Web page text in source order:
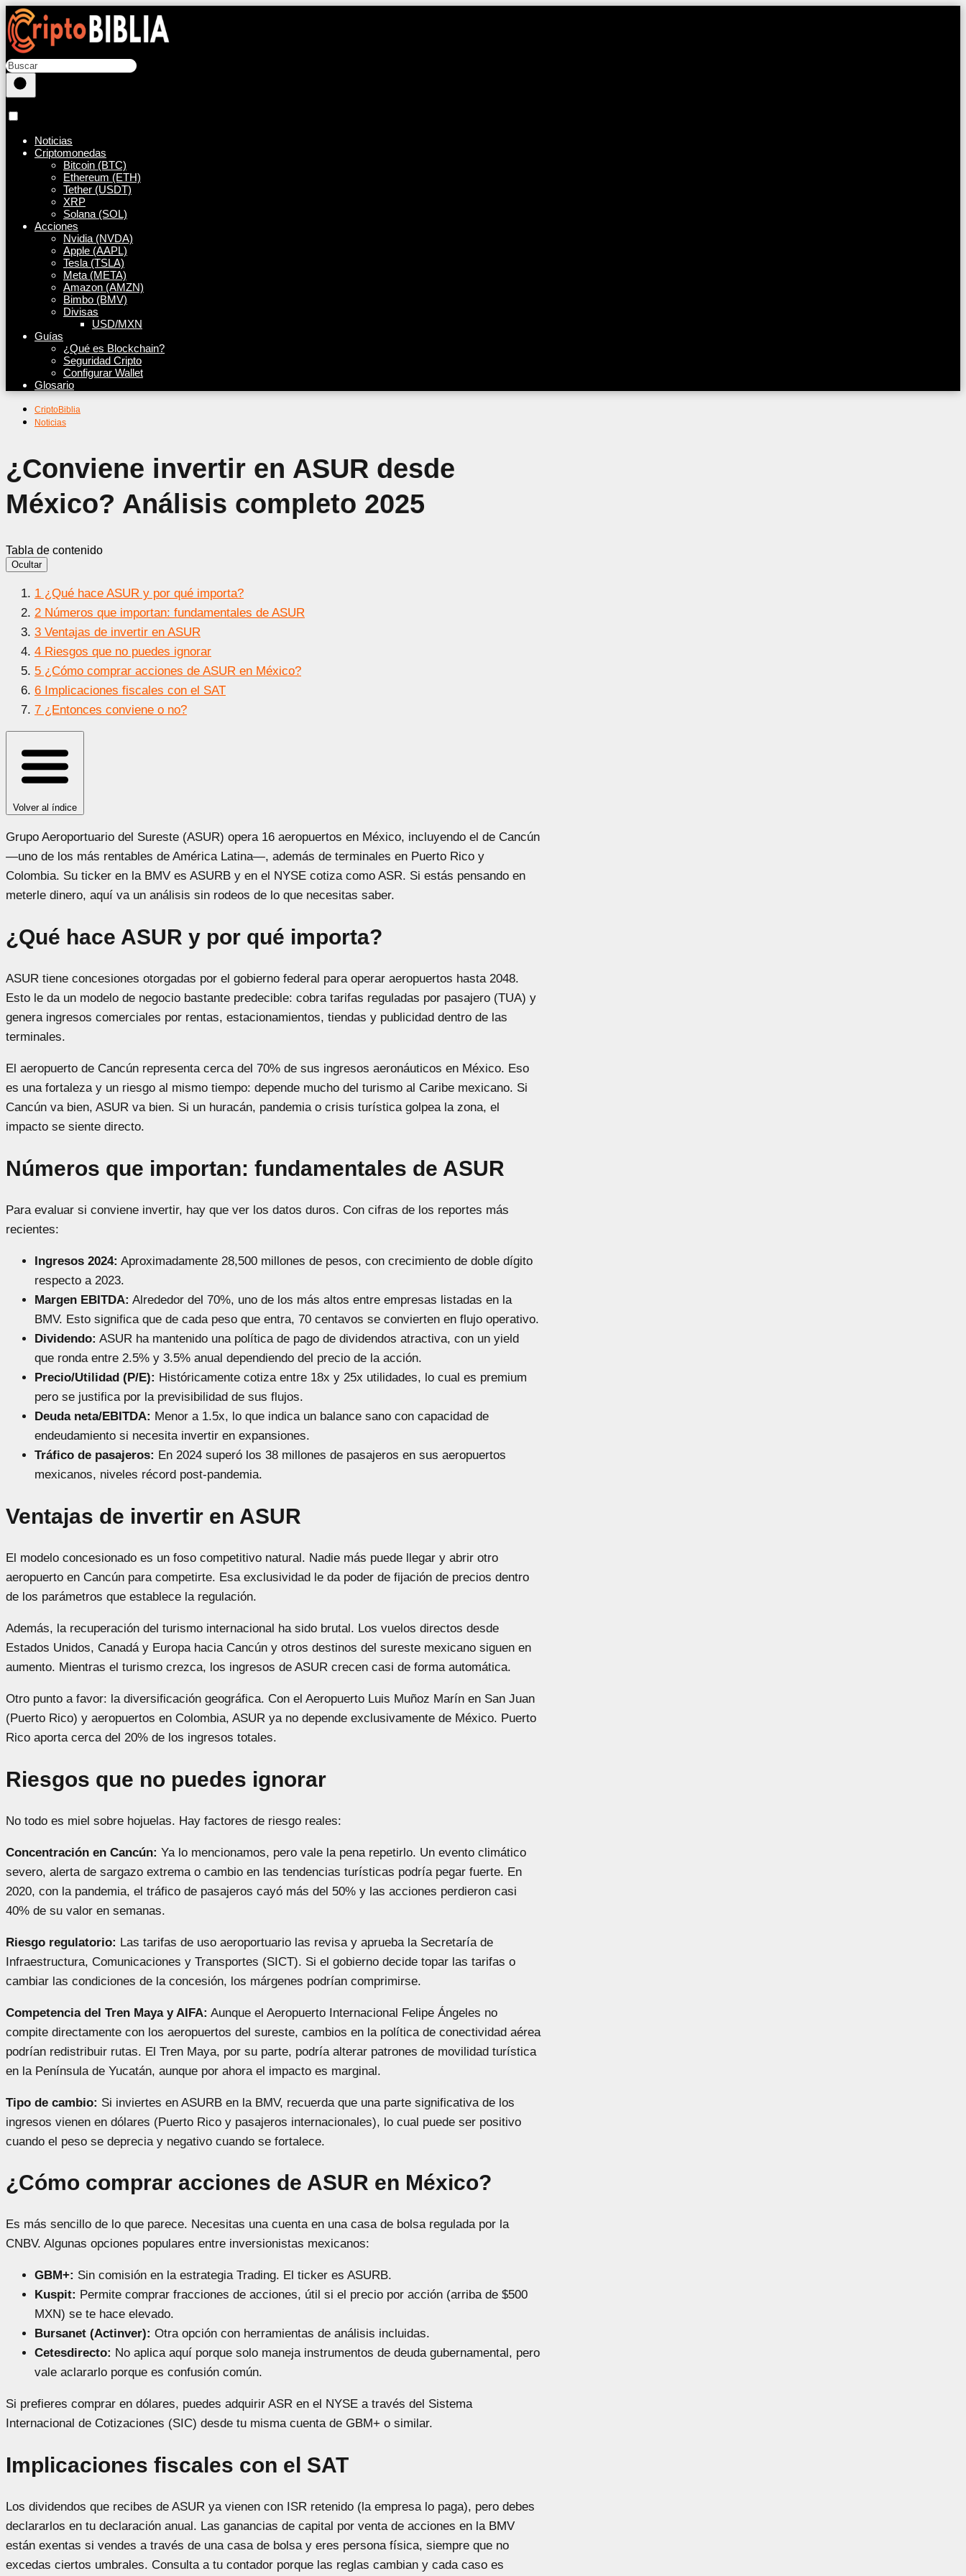
Noticias
Criptomonedas
Bitcoin (BTC)
Ethereum (ETH)
Tether (USDT)
XRP
Solana (SOL)
Acciones
Nvidia (NVDA)
Apple (AAPL)
Tesla (TSLA)
Meta (META)
Amazon (AMZN)
Bimbo (BMV)
Divisas
USD/MXN
Guías
¿Qué es Blockchain?
Seguridad Cripto
Configurar Wallet
Glosario
CriptoBiblia
Noticias
¿Conviene invertir en ASUR desde
México? Análisis completo 2025
Tabla de contenido
Ocultar
1 ¿Qué hace ASUR y por qué importa?
2 Números que importan: fundamentales de ASUR
3 Ventajas de invertir en ASUR
4 Riesgos que no puedes ignorar
5 ¿Cómo comprar acciones de ASUR en México?
6 Implicaciones fiscales con el SAT
7 ¿Entonces conviene o no?
Volver al índice
Grupo Aeroportuario del Sureste (ASUR) opera 16 aeropuertos en México, incluyendo el de Cancún
—uno de los más rentables de América Latina—, además de terminales en Puerto Rico y
Colombia. Su ticker en la BMV es ASURB y en el NYSE cotiza como ASR. Si estás pensando en
meterle dinero, aquí va un análisis sin rodeos de lo que necesitas saber.
¿Qué hace ASUR y por qué importa?
ASUR tiene concesiones otorgadas por el gobierno federal para operar aeropuertos hasta 2048.
Esto le da un modelo de negocio bastante predecible: cobra tarifas reguladas por pasajero (TUA) y
genera ingresos comerciales por rentas, estacionamientos, tiendas y publicidad dentro de las
terminales.
El aeropuerto de Cancún representa cerca del 70% de sus ingresos aeronáuticos en México. Eso
es una fortaleza y un riesgo al mismo tiempo: depende mucho del turismo al Caribe mexicano. Si
Cancún va bien, ASUR va bien. Si un huracán, pandemia o crisis turística golpea la zona, el
impacto se siente directo.
Números que importan: fundamentales de ASUR
Para evaluar si conviene invertir, hay que ver los datos duros. Con cifras de los reportes más
recientes:
Ingresos 2024: Aproximadamente 28,500 millones de pesos, con crecimiento de doble dígito
respecto a 2023.
Margen EBITDA: Alrededor del 70%, uno de los más altos entre empresas listadas en la
BMV. Esto significa que de cada peso que entra, 70 centavos se convierten en flujo operativo.
Dividendo: ASUR ha mantenido una política de pago de dividendos atractiva, con un yield
que ronda entre 2.5% y 3.5% anual dependiendo del precio de la acción.
Precio/Utilidad (P/E): Históricamente cotiza entre 18x y 25x utilidades, lo cual es premium
pero se justifica por la previsibilidad de sus flujos.
Deuda neta/EBITDA: Menor a 1.5x, lo que indica un balance sano con capacidad de
endeudamiento si necesita invertir en expansiones.
Tráfico de pasajeros: En 2024 superó los 38 millones de pasajeros en sus aeropuertos
mexicanos, niveles récord post-pandemia.
Ventajas de invertir en ASUR
El modelo concesionado es un foso competitivo natural. Nadie más puede llegar y abrir otro
aeropuerto en Cancún para competirte. Esa exclusividad le da poder de fijación de precios dentro
de los parámetros que establece la regulación.
Además, la recuperación del turismo internacional ha sido brutal. Los vuelos directos desde
Estados Unidos, Canadá y Europa hacia Cancún y otros destinos del sureste mexicano siguen en
aumento. Mientras el turismo crezca, los ingresos de ASUR crecen casi de forma automática.
Otro punto a favor: la diversificación geográfica. Con el Aeropuerto Luis Muñoz Marín en San Juan
(Puerto Rico) y aeropuertos en Colombia, ASUR ya no depende exclusivamente de México. Puerto
Rico aporta cerca del 20% de los ingresos totales.
Riesgos que no puedes ignorar
No todo es miel sobre hojuelas. Hay factores de riesgo reales:
Concentración en Cancún: Ya lo mencionamos, pero vale la pena repetirlo. Un evento climático
severo, alerta de sargazo extrema o cambio en las tendencias turísticas podría pegar fuerte. En
2020, con la pandemia, el tráfico de pasajeros cayó más del 50% y las acciones perdieron casi
40% de su valor en semanas.
Riesgo regulatorio: Las tarifas de uso aeroportuario las revisa y aprueba la Secretaría de
Infraestructura, Comunicaciones y Transportes (SICT). Si el gobierno decide topar las tarifas o
cambiar las condiciones de la concesión, los márgenes podrían comprimirse.
Competencia del Tren Maya y AIFA: Aunque el Aeropuerto Internacional Felipe Ángeles no
compite directamente con los aeropuertos del sureste, cambios en la política de conectividad aérea
podrían redistribuir rutas. El Tren Maya, por su parte, podría alterar patrones de movilidad turística
en la Península de Yucatán, aunque por ahora el impacto es marginal.
Tipo de cambio: Si inviertes en ASURB en la BMV, recuerda que una parte significativa de los
ingresos vienen en dólares (Puerto Rico y pasajeros internacionales), lo cual puede ser positivo
cuando el peso se deprecia y negativo cuando se fortalece.
¿Cómo comprar acciones de ASUR en México?
Es más sencillo de lo que parece. Necesitas una cuenta en una casa de bolsa regulada por la
CNBV. Algunas opciones populares entre inversionistas mexicanos:
GBM+: Sin comisión en la estrategia Trading. El ticker es ASURB.
Kuspit: Permite comprar fracciones de acciones, útil si el precio por acción (arriba de $500
MXN) se te hace elevado.
Bursanet (Actinver): Otra opción con herramientas de análisis incluidas.
Cetesdirecto: No aplica aquí porque solo maneja instrumentos de deuda gubernamental, pero
vale aclararlo porque es confusión común.
Si prefieres comprar en dólares, puedes adquirir ASR en el NYSE a través del Sistema
Internacional de Cotizaciones (SIC) desde tu misma cuenta de GBM+ o similar.
Implicaciones fiscales con el SAT
Los dividendos que recibes de ASUR ya vienen con ISR retenido (la empresa lo paga), pero debes
declararlos en tu declaración anual. Las ganancias de capital por venta de acciones en la BMV
están exentas si vendes a través de una casa de bolsa y eres persona física, siempre que no
excedas ciertos umbrales. Consulta a tu contador porque las reglas cambian y cada caso es